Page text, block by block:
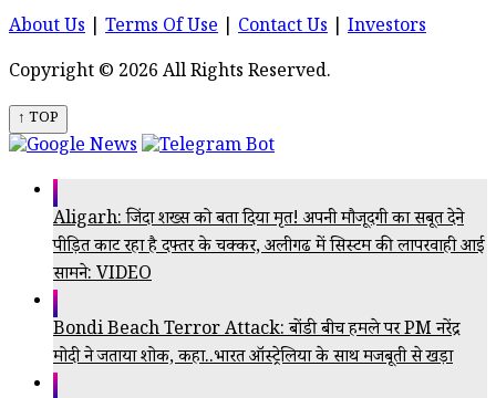
About Us Terms Of Use Contact Us
Investors
Copyright © 2026 All Rights Reserved.
↑ TOP
Aligarh: जिंदा शख्स को बता दिया मृत! अपनी मौजूदगी का सबूत देने
पीड़ित काट रहा है दफ्तर के चक्कर, अलीगढ में सिस्टम की लापरवाही आई
सामने: VIDEO
Bondi Beach Terror Attack: बोंडी बीच हमले पर PM नरेंद्र
मोदी ने जताया शोक, कहा..भारत ऑस्ट्रेलिया के साथ मजबूती से खड़ा